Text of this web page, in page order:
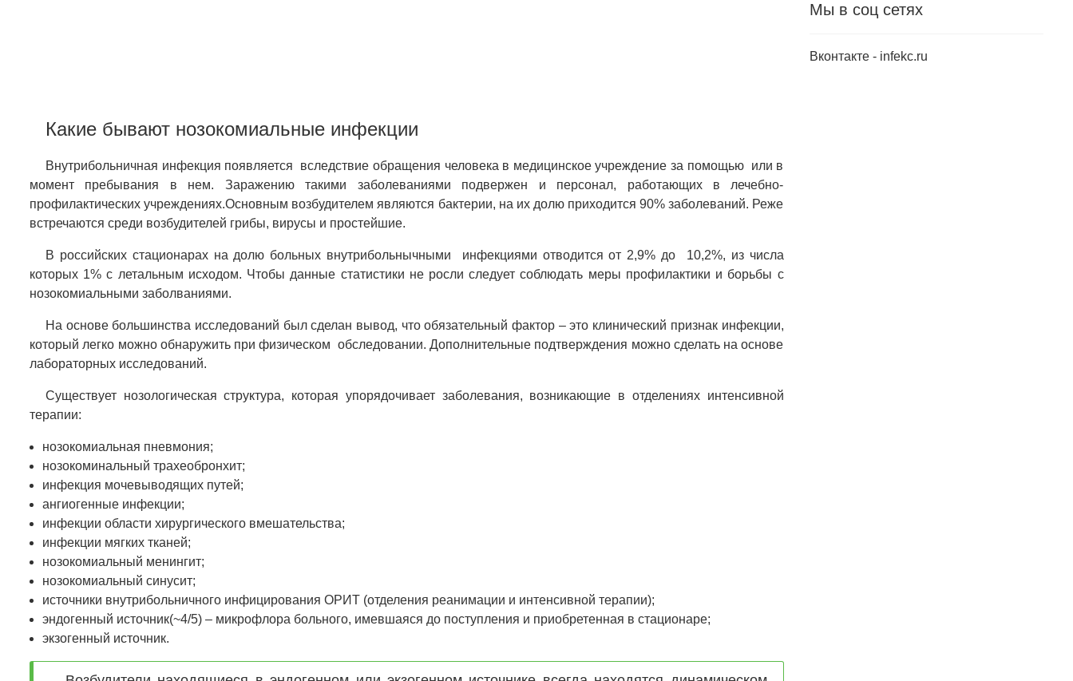
Какие бывают нозокомиальные инфекции
Внутрибольничная инфекция появляется вследствие обращения человека в медицинское учреждение за помощью или в
момент пребывания в нем. Заражению такими заболеваниями подвержен и персонал, работающих в лечебно-
профилактических учреждениях.Основным возбудителем являются бактерии, на их долю приходится 90% заболеваний. Реже
встречаются среди возбудителей грибы, вирусы и простейшие.
В российских стационарах на долю больных внутрибольнычными инфекциями отводится от 2,9% до 10,2%, из числа
которых 1% с летальным исходом. Чтобы данные статистики не росли следует соблюдать меры профилактики и борьбы с
нозокомиальными заболваниями.
На основе большинства исследований был сделан вывод, что обязательный фактор – это клинический признак инфекции,
который легко можно обнаружить при физическом обследовании. Дополнительные подтверждения можно сделать на основе
лабораторных исследований.
Существует нозологическая структура, которая упорядочивает заболевания, возникающие в отделениях интенсивной
терапии:
нозокомиальная пневмония;
нозокоминальный трахеобронхит;
инфекция мочевыводящих путей;
ангиогенные инфекции;
инфекции области хирургического вмешательства;
инфекции мягких тканей;
нозокомиальный менингит;
нозокомиальный синусит;
источники внутрибольничного инфицирования ОРИТ (отделения реанимации и интенсивной терапии);
эндогенный источник(~4/5) – микрофлора больного, имевшаяся до поступления и приобретенная в стационаре;
экзогенный источник.
Мы в соц сетях
Вконтакте - infekc.ru